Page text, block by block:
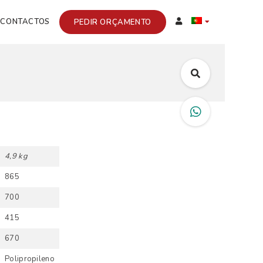
CONTACTOS PEDIR ORÇAMENTO
4,9 kg
865
700
415
670
Polipropileno